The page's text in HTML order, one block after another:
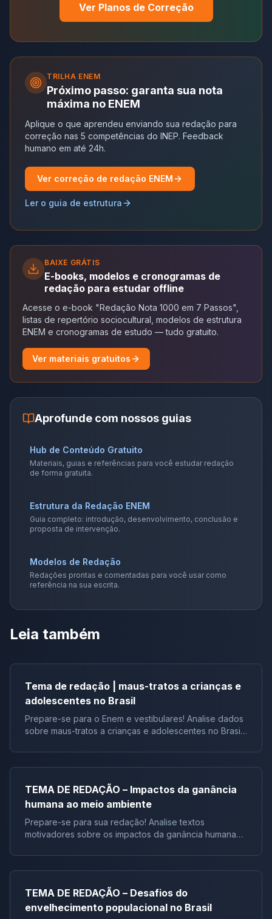
Ver Planos de Correção
TRILHA ENEM
Próximo passo: garanta sua nota
máxima no ENEM
Aplique o que aprendeu enviando sua redação para
correção nas 5 competências do INEP. Feedback
humano em até 24h.
Ver correção de redação ENEM
Ler o guia de estrutura
BAIXE GRÁTIS
E-books, modelos e cronogramas de
redação para estudar offline
Acesse o e-book "Redação Nota 1000 em 7 Passos",
listas de repertório sociocultural, modelos de estrutura
ENEM e cronogramas de estudo — tudo gratuito.
Ver materiais gratuitos
Aprofunde com nossos guias
Hub de Conteúdo Gratuito
Materiais, guias e referências para você estudar redação
de forma gratuita.
Estrutura da Redação ENEM
Guia completo: introdução, desenvolvimento, conclusão e
proposta de intervenção.
Modelos de Redação
Redações prontas e comentadas para você usar como
referência na sua escrita.
Leia também
Tema de redação | maus-tratos a crianças e
adolescentes no Brasil
Prepare-se para o Enem e vestibulares! Analise dados
sobre maus-tratos a crianças e adolescentes no Brasil
com proposta de intervenção. Textos motivad
TEMA DE REDAÇÃO – Impactos da ganância
humana ao meio ambiente
Prepare-se para sua redação! Analise textos
motivadores sobre os impactos da ganância humana
argumentativo. Abordaremos desde a Resolução
CONAMA até
TEMA DE REDAÇÃO – Desafios do
envelhecimento populacional no Brasil